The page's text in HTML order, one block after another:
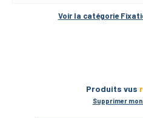
Voir la catégorie
Produits vus
Supprimer